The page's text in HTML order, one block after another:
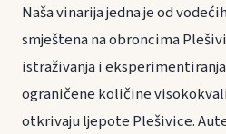
Naša vinarija jedna je od
smještena na obroncima
istraživanja i
ograničene količine
otkrivaju ljepote Plešivice.